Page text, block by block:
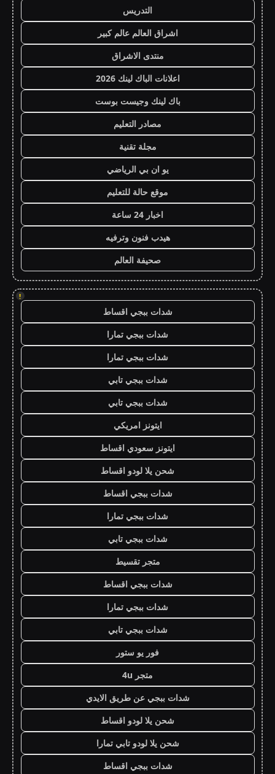
التدريس
اشراق العالم عالم كبير
منتدى الاشراق
اعلانات الباك لينك 2026
باك لينك وجيست بوست
مصادر التعليم
مجلة تقنية
يو ان بي الرياضي
موقع حالة للتعليم
اخبار 24 ساعة
هيدب فنون وترفيه
صحيفة العالم
!
شدات ببجي اقساط
شدات ببجي تمارا
شدات ببجي تمارا
شدات ببجي تابي
شدات ببجي تابي
ايتونز امريكي
ايتونز سعودي اقساط
شحن يلا لودو اقساط
شدات ببجي اقساط
شدات ببجي تمارا
شدات ببجي تابي
متجر تقسيط
شدات ببجي اقساط
شدات ببجي تمارا
شدات ببجي تابي
فور يو ستور
متجر 4u
شدات ببجي عن طريق الايدي
شحن يلا لودو اقساط
شحن يلا لودو تابي تمارا
شدات ببجي اقساط